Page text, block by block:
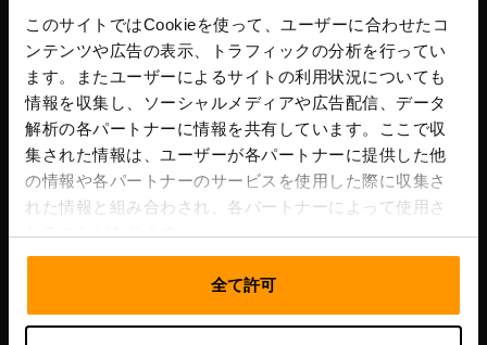
このサイトではCookieを使って、ユーザーに合わせたコ
ンテンツや広告の表示、トラフィックの分析を行ってい
ます。またユーザーによるサイトの利用状況についても
情報を収集し、ソーシャルメディアや広告配信、データ
解析の各パートナーに情報を共有しています。ここで収
集された情報は、ユーザーが各パートナーに提供した他
の情報や各パートナーのサービスを使用した際に収集さ
れた情報と組み合わされ、各パートナーによって使用さ
れることがあります。
全て許可
Scalable Hosting Solutions OÜ
登録コード: 14652605
VAT番号: EE102133820
住所: Harju maakond, Tallinn, Kesklinna linnaosa,
Vesivärava tn 50-201, 10152